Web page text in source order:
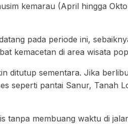
kemarau (April hingga
pada periode ini,
kemacetan di area wisata
ditutup sementara. Jika
seperti pantai Sanur, Tanah
tanpa membuang waktu di